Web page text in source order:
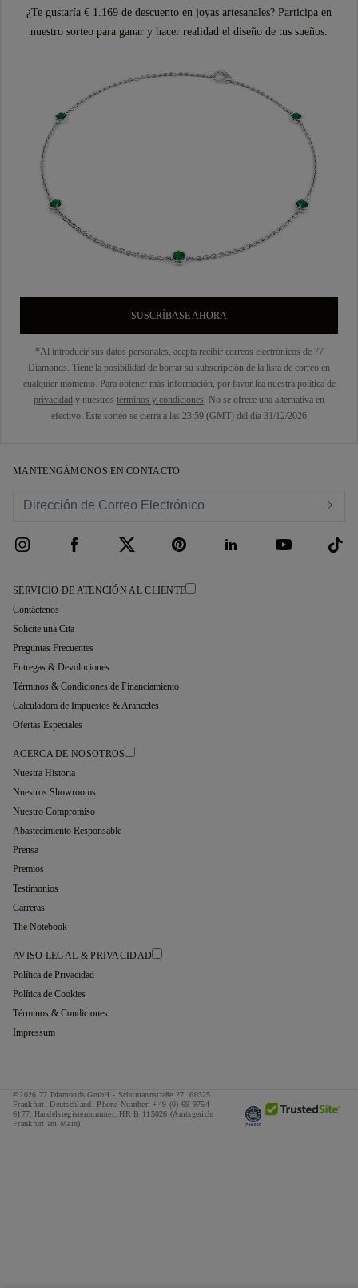
¿Te gustaría € 1.169 de descuento en joyas artesanales? Participa en
nuestro sorteo para ganar y hacer realidad el diseño de tus sueños.
SUSCRÍBASE AHORA
*Al introducir sus datos personales, acepta recibir correos electrónicos de 77
Diamonds. Tiene la posibilidad de borrar su subscripción de la lista de correo en
cualquier momento. Para obtener más información, por favor lea nuestra política de
privacidad y nuestros términos y condiciones . No se ofrece una alternativa en
efectivo. Este sorteo se cierra a las 23:59 (GMT) del día 31/12/2026
MANTENGÁMONOS EN CONTACTO
SERVICIO DE ATENCIÓN AL CLIENTE
Contáctenos
Solicite una Cita
Preguntas Frecuentes
Entregas & Devoluciones
Términos & Condiciones de Financiamiento
Calculadora de Impuestos & Aranceles
Ofertas Especiales
ACERCA DE NOSOTROS
Nuestra Historia
Nuestros Showrooms
Nuestro Compromiso
Abastecimiento Responsable
Prensa
Premios
Testimonios
Carreras
The Notebook
AVISO LEGAL & PRIVACIDAD
Política de Privacidad
Política de Cookies
Términos & Condiciones
Impressum
©2026 77 Diamonds GmbH - Schumannstraße 27. 60325
Frankfurt. Deutschland. Phone Number: +49 (0) 69 9754
6177, Handelsregisternummer: HR B 115026 (Amtsgericht
Frankfurt am Main)